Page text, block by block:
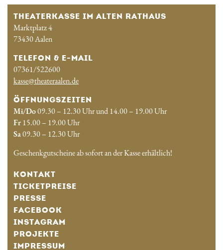
THEATERKASSE IM ALTEN RATHAUS
Marktplatz 4
73430 Aalen
TELEFON & E-MAIL
07361/522600
kasse@theateraalen.de
ÖFFNUNGSZEITEN
Mi/Do09.30 – 12.30 Uhr und 14.00 – 19.00 Uhr
Fr15.00 – 19.00 Uhr
Sa09.30 – 12.30 Uhr
Geschenkgutscheine ab sofort an der Kasse erhältlich!
KONTAKT
TICKETPREISE
PRESSE
FACEBOOK
INSTAGRAM
PROJEKTE
IMPRESSUM